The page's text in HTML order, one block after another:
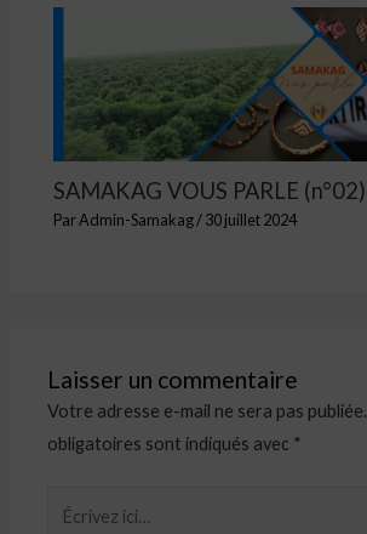
SAMAKAG VOUS PARLE (n°02)
ParAdmin-Samakag/30 juillet 2024
Laisser un commentaire
Votre adresse e-mail ne sera pas publiée.
obligatoires sont indiqués avec *
Écrivez